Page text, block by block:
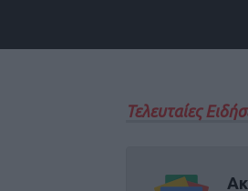
Τελευταίες